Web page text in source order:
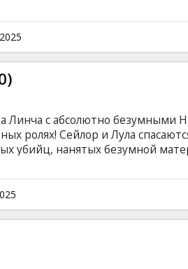
детеныша очи и решает вернуть
найти общий язык с этим
что дружить с очи лучше,
на латышском и
Линча с абсолютно безумными
ролях! Сейлор и Лула
убийц, нанятых безумной
Джонни возвращается ни с
своего бывшего любовника,
языке с субтитрами на